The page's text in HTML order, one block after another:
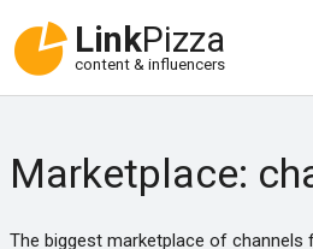
LinkPizza
content & influencers
Marketplace:
The biggest marketplace of channels